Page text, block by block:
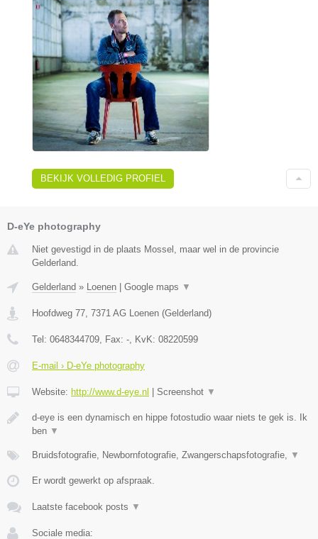
BEKIJK VOLLEDIG PROFIEL
D-eYe photography
Niet gevestigd in de plaats Mossel, maar wel in de provincie
Gelderland.
Gelderland » Loenen Google maps ▼
Hoofdweg 77 7371 AG Loenen (Gelderland)
Tel: 0648344709 , Fax: - , KvK: 08220599
E-mail › D-eYe photography
Website: http://www.d-eye.nl Screenshot ▼
d-eye is een dynamisch en hippe fotostudio waar niets te gek is. Ik
ben ▼
Bruidsfotografie, Newbornfotografie, Zwangerschapsfotografie, ▼
Er wordt gewerkt op afspraak.
Laatste facebook posts ▼
Sociale media: